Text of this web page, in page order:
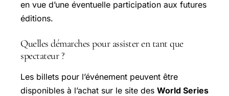
en vue d’une éventuelle participation aux futures
éditions.
Quelles démarches pour assister en tant que
spectateur ?
Les billets pour l’événement peuvent être
disponibles à l’achat sur le site des World Series